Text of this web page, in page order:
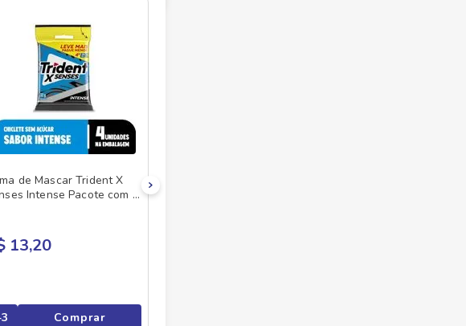
de Mascar Trident X
Intense Pacote com 4
13,20
3 Comprar